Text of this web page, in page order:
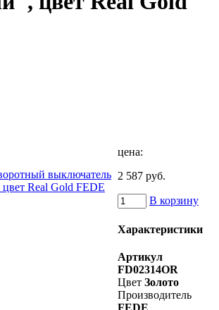
цена:
2 587 руб.
В корзину
Характеристики
Артикул
FD02314OR
Цвет Золото
Производитель